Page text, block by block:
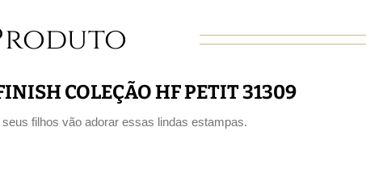
COLEÇÃO HF PETIT 31309
filhos vão adorar essas lindas estampas.